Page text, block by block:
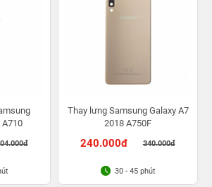
A710
Thay lưng Samsung Galaxy A7
2018 A750F
240.000đ 340.000đ
30 - 45 phút